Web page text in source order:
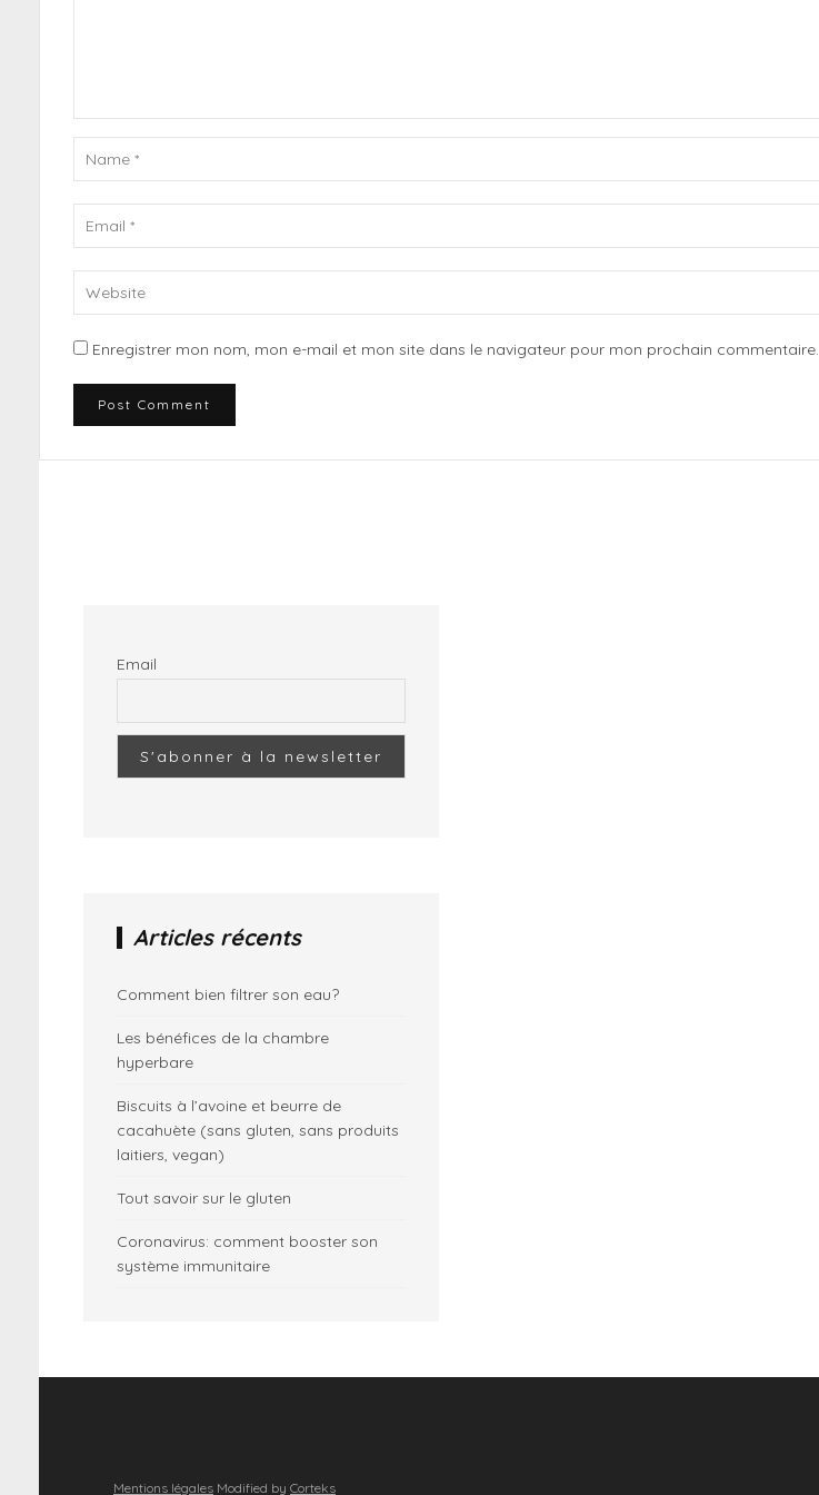
Enregistrer mon nom, mon e-mail et mon site dans le navigateur pour mon prochain commentaire.
Email
Articles récents
Comment bien filtrer son eau?
Les bénéfices de la chambre
hyperbare
Biscuits à l’avoine et beurre de
cacahuète (sans gluten, sans produits
laitiers, vegan)
Tout savoir sur le gluten
Coronavirus: comment booster son
système immunitaire
Mentions légales Modified by Corteks